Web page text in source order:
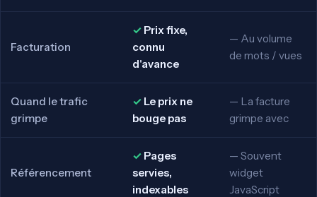
Facturation
Prix fixe,
connu
d'avance
Au volume
de mots / vues
Quand le trafic
grimpe
Le prix ne
bouge pas
La facture
grimpe avec
Référencement
Pages
servies,
indexables
Souvent
widget
JavaScript